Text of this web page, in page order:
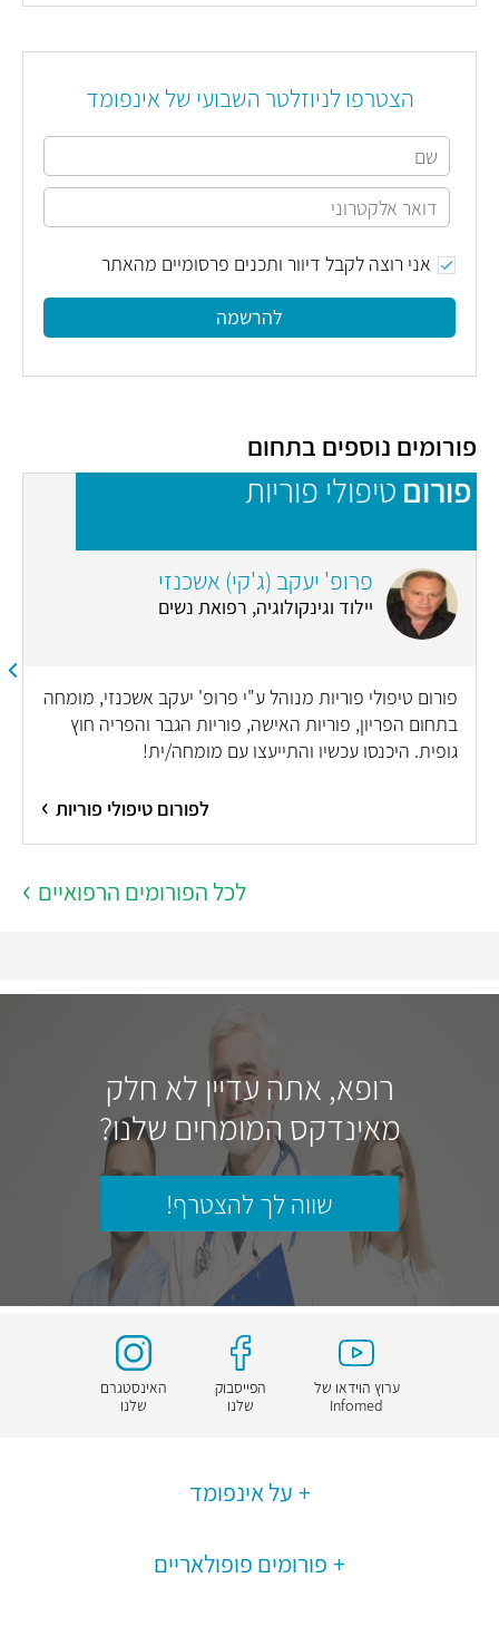
הצטרפו לניוזלטר השבועי של אינפומד
אני רוצה לקבל דיוור ותכנים פרסומיים מהאתר
להרשמה
פורומים נוספים בתחום
פורום טיפולי פוריות
פרופ' יעקב (ג'קי) אשכנזי
יילוד וגינקולוגיה, רפואת נשים
פורום טיפולי פוריות מנוהל ע"י פרופ' יעקב אשכנזי, מומחה
בתחום הפריון, פוריות האישה, פוריות הגבר והפריה חוץ
גופית. היכנסו עכשיו והתייעצו עם מומחה/ית!
לפורום טיפולי פוריות
לכל הפורומים הרפואיים
רופא, אתה עדיין לא חלק
מאינדקס המומחים שלנו?
שווה לך להצטרף!
ערוץ הוידאו של
Infomed
הפייסבוק
שלנו
האינסטגרם
שלנו
על אינפומד
פורומים פופולאריים